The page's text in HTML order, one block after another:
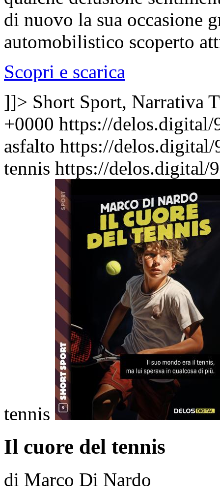
di nuovo la sua occasione
automobilistico scoperto
Scopri e scarica
]]> Short Sport, Narrativa
+0000 https://delos.digital/
asfalto https://
tennis https://delos.digital/
tennis
Il cuore del tennis
di Marco Di Nardo